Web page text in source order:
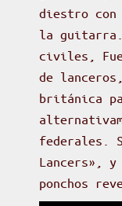
diestro
la guitarra.
civiles,
de
británica
federales.
Lancers», y
ponchos